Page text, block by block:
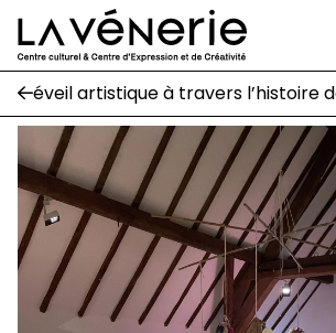
Aller au contenu principal
Écuries
Place Gilson, 3
1170 Watermael-Boitsfort
02 663 85 50
suivez-nous
Journal Vénerie - version papier
Newsletter
éveil artistique à travers l’histoire